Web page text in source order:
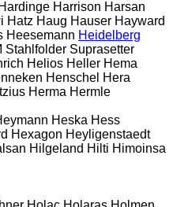
Hardinge Harrison Harsan
Hatz Haug Hauser Hayward
Heesemann Heidelberg
Stahlfolder Suprasetter
Helios Heller Hema
Henschel Hera
Herma Hermle
Heska Hess
Hexagon Heyligenstaedt
Hilgeland Hilti Himoinsa